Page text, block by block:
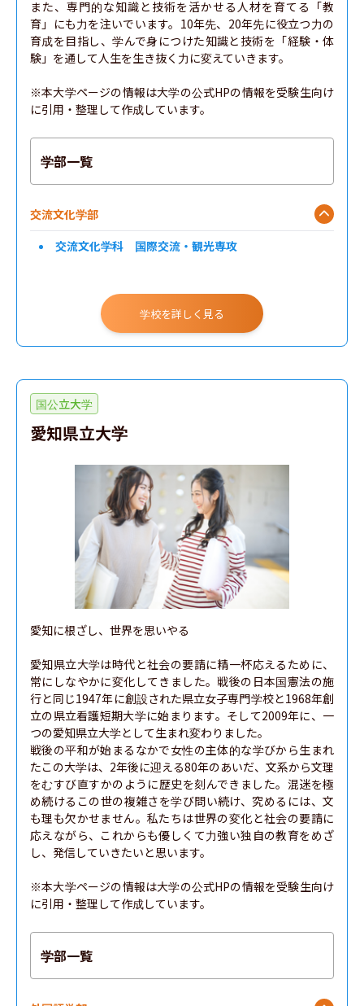
また、専門的な知識と技術を活かせる人材を育てる「教
育」にも力を注いでいます。10年先、20年先に役立つ力の
育成を目指し、学んで身につけた知識と技術を「経験・体
験」を通して人生を生き抜く力に変えていきます。
※本大学ページの情報は大学の公式HPの情報を受験生向け
に引用・整理して作成しています。
学部一覧
交流文化学部
交流文化学科 国際交流・観光専攻
学校を詳しく見る
国公立大学
愛知県立大学
愛知に根ざし、世界を思いやる
愛知県立大学は時代と社会の要請に精一杯応えるために、
常にしなやかに変化してきました。戦後の日本国憲法の施
行と同じ1947年に創設された県立女子専門学校と1968年創
立の県立看護短期大学に始まります。そして2009年に、一
つの愛知県立大学として生まれ変わりました。
戦後の平和が始まるなかで女性の主体的な学びから生まれ
たこの大学は、2年後に迎える80年のあいだ、文系から文理
をむすび直すかのように歴史を刻んできました。混迷を極
め続けるこの世の複雑さを学び問い続け、究めるには、文
も理も欠かせません。私たちは世界の変化と社会の要請に
応えながら、これからも優しくて力強い独自の教育をめざ
し、発信していきたいと思います。
※本大学ページの情報は大学の公式HPの情報を受験生向け
に引用・整理して作成しています。
学部一覧